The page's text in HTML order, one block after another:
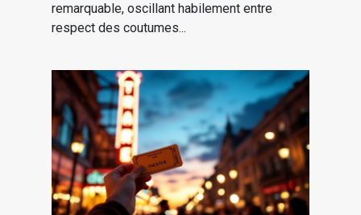
remarquable, oscillant habilement entre
respect des coutumes...